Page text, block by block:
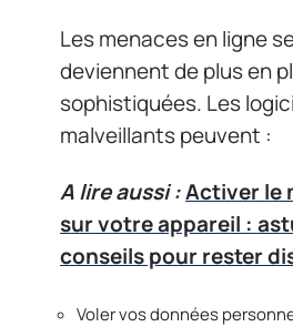
Les menaces en ligne
deviennent de plus en
sophistiquées. Les
malveillants peuvent :
A lire aussi :Activer le
sur votre appareil :
conseils pour rester
Voler vos données